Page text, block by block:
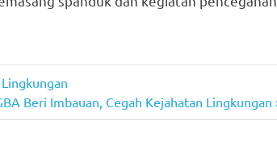
Beri Imbauan, Cegah Kejahatan Lingkungan